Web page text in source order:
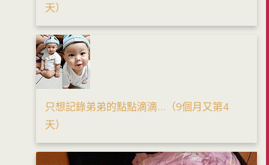
天）
只想記錄弟弟的點點滴滴…（9個月又第4
天）